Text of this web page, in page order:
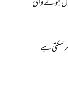
ہونے والی
سکتی ہے